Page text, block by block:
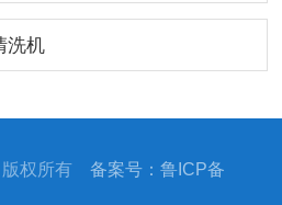
洗机
版权所有备案号：鲁ICP备